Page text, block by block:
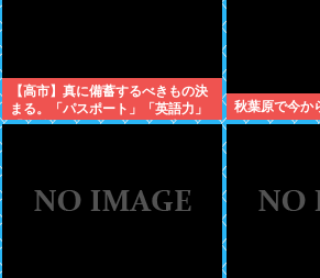
【高市】真に備蓄するべきもの決
まる。「パスポート」「英語力」
「海外からアクセスして日本円を
秋葉原で今か